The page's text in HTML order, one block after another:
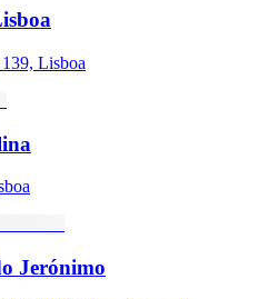
Lisboa
Jerónimo